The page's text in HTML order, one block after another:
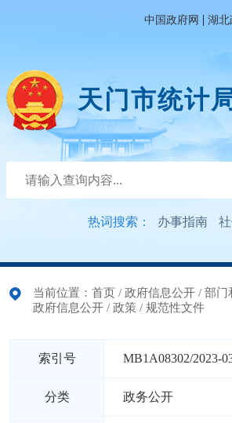
中国政府网 | 湖北
天门市统计
热词搜索： 办事指南
当前位置： 首页 / 政府信息公开 / 部门
政府信息公开 / 政策 / 规范性文件
索引号 MB1A08302/2023-
分类 政务公开